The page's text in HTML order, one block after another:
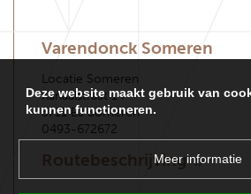
Varendonck Someren
Locatie Someren
Kanaalstraat 14
5711 EJ Someren
0493-672672
Routebeschrijving
Deze website maakt gebruik van
kunnen functioneren.
Meer informatie